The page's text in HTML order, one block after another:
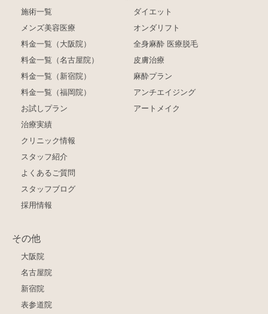
施術一覧
メンズ美容医療
料金一覧（大阪院）
料金一覧（名古屋院）
料金一覧（新宿院）
料金一覧（福岡院）
お試しプラン
治療実績
クリニック情報
スタッフ紹介
よくあるご質問
スタッフブログ
採用情報
ダイエット
オンダリフト
全身麻酔 医療脱毛
皮膚治療
麻酔プラン
アンチエイジング
アートメイク
その他
大阪院
名古屋院
新宿院
表参道院